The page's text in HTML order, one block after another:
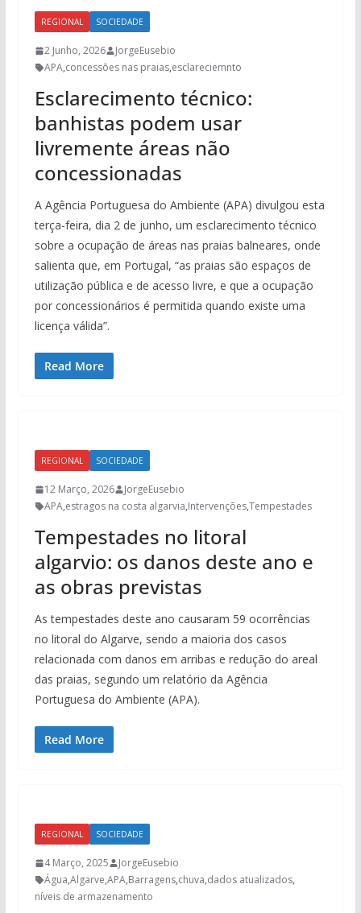
REGIONAL SOCIEDADE
2 Junho, 2026
JorgeEusebio
APA,concessões nas praias,esclareciemnto
Esclarecimento técnico:
banhistas podem usar
livremente áreas não
concessionadas
A Agência Portuguesa do Ambiente (APA) divulgou esta
terça-feira, dia 2 de junho, um esclarecimento técnico
sobre a ocupação de áreas nas praias balneares, onde
salienta que, em Portugal, “as praias são espaços de
utilização pública e de acesso livre, e que a ocupação
por concessionários é permitida quando existe uma
licença válida”.
Read More
REGIONAL SOCIEDADE
12 Março, 2026
JorgeEusebio
APA,estragos na costa algarvia,Intervenções,Tempestades
Tempestades no litoral
algarvio: os danos deste ano e
as obras previstas
As tempestades deste ano causaram 59 ocorrências
no litoral do Algarve, sendo a maioria dos casos
relacionada com danos em arribas e redução do areal
das praias, segundo um relatório da Agência
Portuguesa do Ambiente (APA).
Read More
REGIONAL SOCIEDADE
4 Março, 2025
JorgeEusebio
Água,Algarve,APA,Barragens,chuva,dados atualizados,
níveis de armazenamento